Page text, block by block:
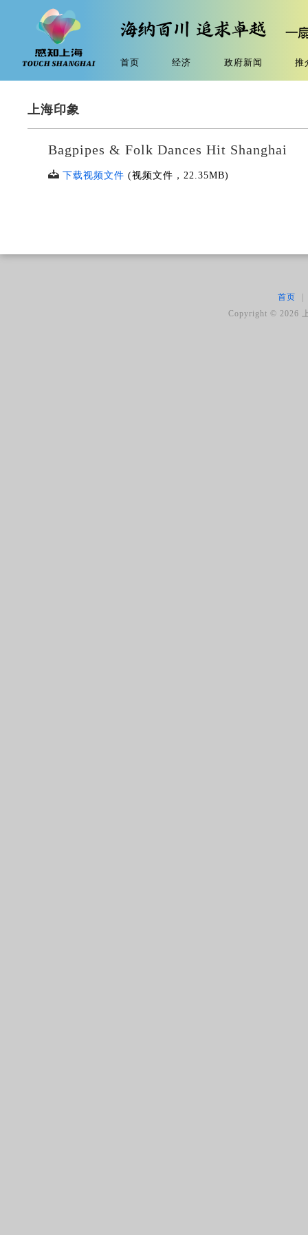
首页 经济 政府新闻 推
上海印象
Bagpipes & Folk Dances Hit Shanghai
下载视频文件 (视频文件， 22.35MB)
首页
Copyright ©2026